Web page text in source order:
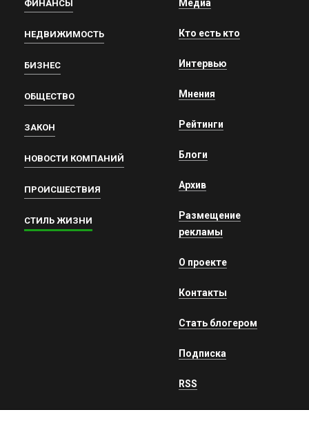
ФИНАНСЫ
НЕДВИЖИМОСТЬ
БИЗНЕС
ОБЩЕСТВО
ЗАКОН
НОВОСТИ КОМПАНИЙ
ПРОИСШЕСТВИЯ
СТИЛЬ ЖИЗНИ
Медиа
Кто есть кто
Интервью
Мнения
Рейтинги
Блоги
Архив
Размещение
рекламы
О проекте
Контакты
Стать блогером
Подписка
RSS